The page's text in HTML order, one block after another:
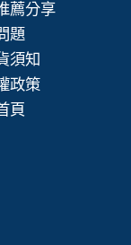
薦分享
題
須知
政策
頁